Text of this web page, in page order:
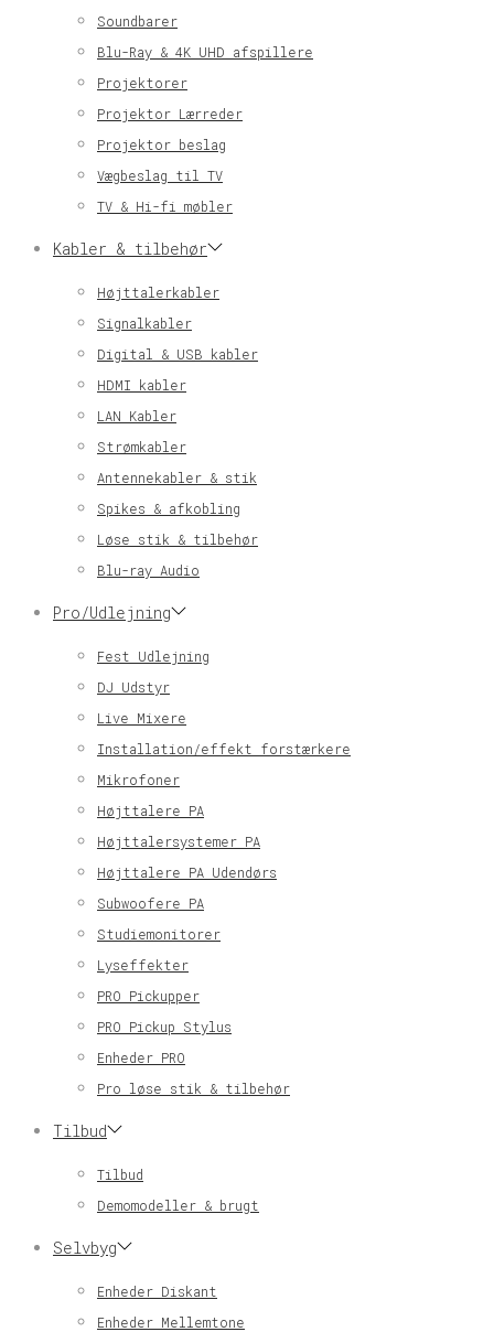
Soundbarer
Blu-Ray & 4K UHD afspillere
Projektorer
Projektor Lærreder
Projektor beslag
Vægbeslag til TV
TV & Hi-fi møbler
Kabler & tilbehør
Højttalerkabler
Signalkabler
Digital & USB kabler
HDMI kabler
LAN Kabler
Strømkabler
Antennekabler & stik
Spikes & afkobling
Løse stik & tilbehør
Blu-ray Audio
Pro/Udlejning
Fest Udlejning
DJ Udstyr
Live Mixere
Installation/effekt forstærkere
Mikrofoner
Højttalere PA
Højttalersystemer PA
Højttalere PA Udendørs
Subwoofere PA
Studiemonitorer
Lyseffekter
PRO Pickupper
PRO Pickup Stylus
Enheder PRO
Pro løse stik & tilbehør
Tilbud
Tilbud
Demomodeller & brugt
Selvbyg
Enheder Diskant
Enheder Mellemtone